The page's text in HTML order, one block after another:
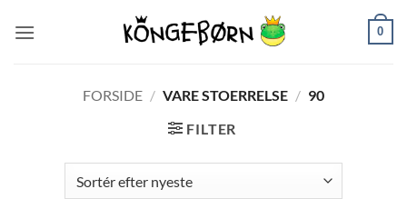
0
FORSIDE / VARE STOERRELSE / 90
FILTER